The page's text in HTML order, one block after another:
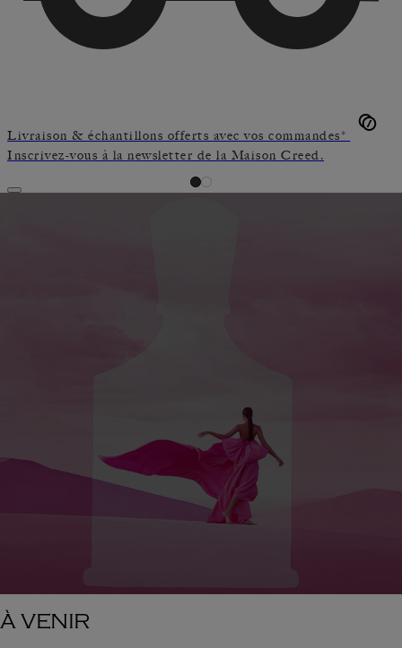
Livraison & échantillons offerts avec vos commandes*
Inscrivez-vous à la newsletter de la Maison Creed.
À VENIR